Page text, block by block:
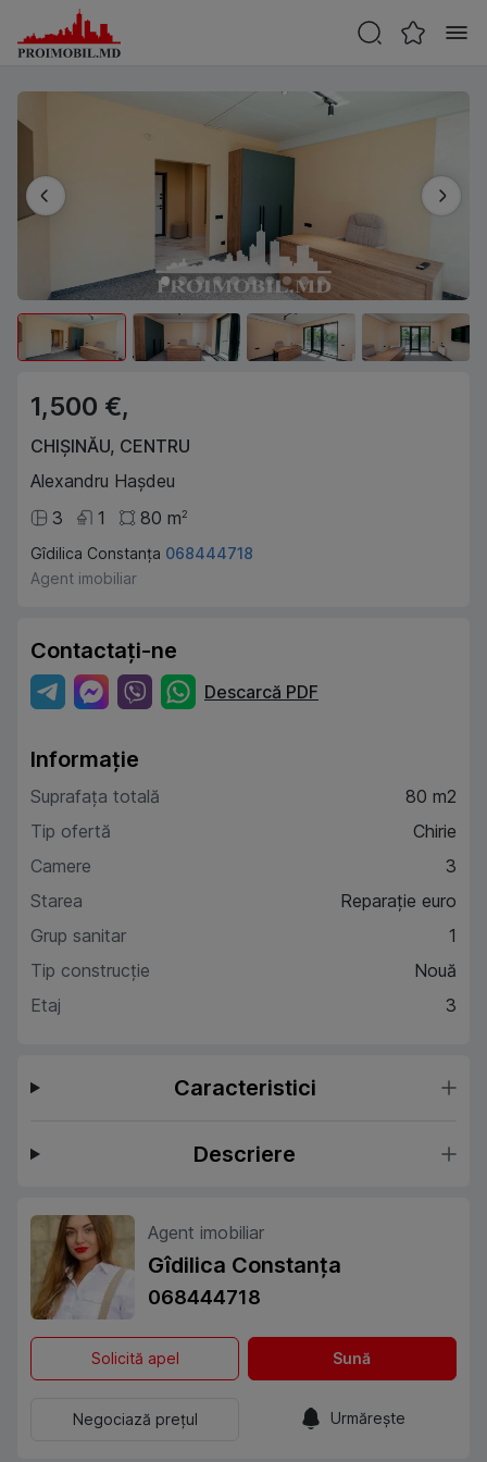
1,500 €,
CHIȘINĂU, CENTRU
Alexandru Hașdeu
3
1 80 m2
Gîdilica Constanța 068444718
Agent imobiliar
Contactați-ne
Descarcă PDF
Informație
Suprafața totală
80 m2
Tip ofertă
Chirie
Camere
3
Starea
Reparație euro
Grup sanitar
1
Tip construcție
Nouă
Etaj
3
Caracteristici
Descriere
Agent imobiliar
Gîdilica Constanța
068444718
Solicită apel Sună
Negociază prețul Urmărește